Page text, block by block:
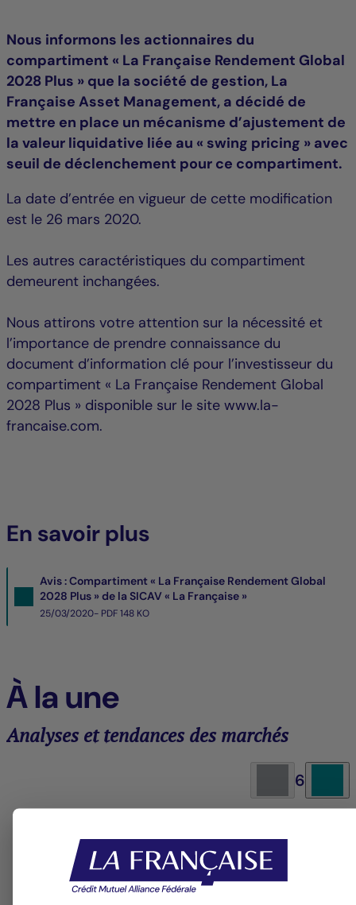
Nous informons les actionnaires du
compartiment « La Française Rendement Global
2028 Plus » que la société de gestion, La
Française Asset Management, a décidé de
mettre en place un mécanisme d’ajustement de
la valeur liquidative liée au « swing pricing » avec
seuil de déclenchement pour ce compartiment.
La date d’entrée en vigueur de cette modification
est le 26 mars 2020.
Les autres caractéristiques du compartiment
demeurent inchangées.
Nous attirons votre attention sur la nécessité et
l’importance de prendre connaissance du
document d’information clé pour l’investisseur du
compartiment « La Française Rendement Global
2028 Plus » disponible sur le site www.la-
francaise.com.
En savoir plus
Avis : Compartiment « La Française Rendement Global
2028 Plus » de la SICAV « La Française »
25/03/2020- PDF148 KO
À la une
Analyses et tendances des marchés
6
Groupe La Française
Alerte fraude – Restez vigilants